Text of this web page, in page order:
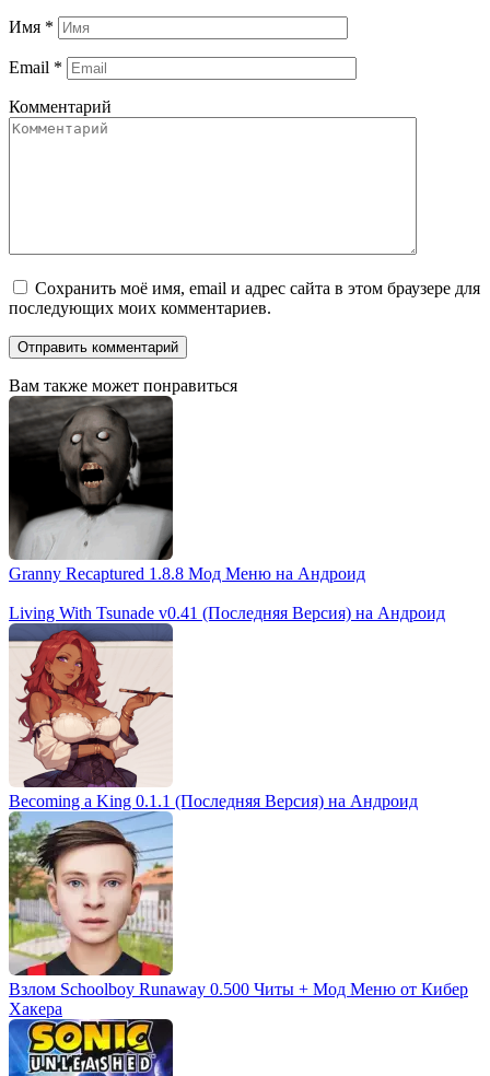
Имя *
Email *
Комментарий
Сохранить моё имя, email и адрес сайта в этом браузере для
последующих моих комментариев.
Вам также может понравиться
Granny Recaptured 1.8.8 Мод Меню на Андроид
Living With Tsunade v0.41 (Последняя Версия) на Андроид
Becoming a King 0.1.1 (Последняя Версия) на Андроид
Взлом Schoolboy Runaway 0.500 Читы + Мод Меню от Кибер
Хакера